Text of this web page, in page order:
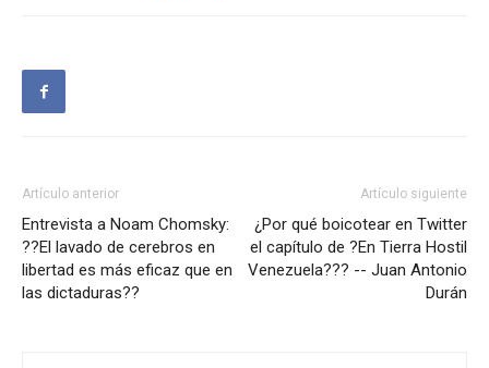
Artículo anterior
Entrevista a Noam Chomsky:
??El lavado de cerebros en
libertad es más eficaz que en
las dictaduras??
Artículo siguiente
¿Por qué boicotear en Twitter
el capítulo de ?En Tierra Hostil
Venezuela??? -- Juan Antonio
Durán